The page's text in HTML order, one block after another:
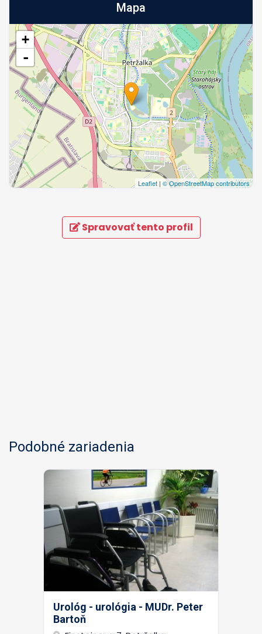
Mapa
+
-
Leaflet | © OpenStreetMap contributors
Spravovať tento profil
Podobné zariadenia
Urológ - urológia - MUDr. Peter
Bartoň